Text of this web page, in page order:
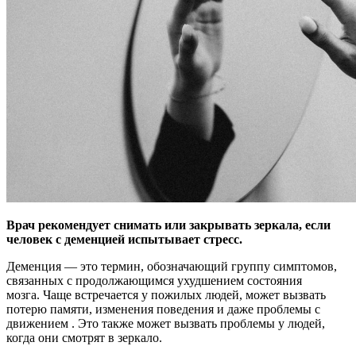
Врач рекомендует снимать или закрывать зеркала, если
человек с деменцией испытывает стресс.
Деменция — это термин, обозначающий группу симптомов,
связанных с продолжающимся ухудшением состояния
мозга. Чаще встречается у пожилых людей, может вызвать
потерю памяти, изменения поведения и даже проблемы с
движением . Это также может вызвать проблемы у людей,
когда они смотрят в зеркало.